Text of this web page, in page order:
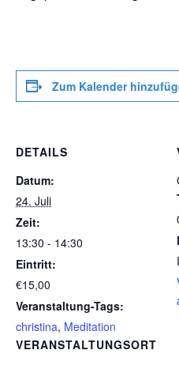
Zum Kalender
DETAILS
Datum:
24. Juli
Zeit:
13:30 - 14:30
Eintritt:
€15,00
Veranstaltung-Tags:
christina, Meditation
VERANSTALTUNGSORT